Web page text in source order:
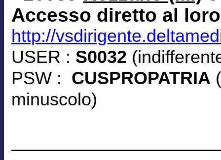
Accesso diretto al
http://
USER : S0032
PSW : CUSPROPATRIA
minuscolo)